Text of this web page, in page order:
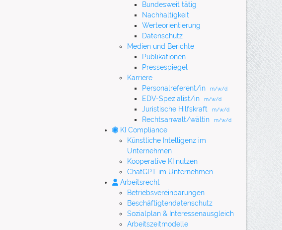
Bundesweit tätig
Nachhaltigkeit
Werteorientierung
Datenschutz
Medien und Berichte
Publikationen
Pressespiegel
Karriere
Personalreferent/in
m/w/d
EDV-Spezialist/in m/w/d
Juristische Hilfskraft m/w/d
Rechtsanwalt/wältin m/w/d
KI Compliance
Künstliche Intelligenz im
Unternehmen
Kooperative KI nutzen
ChatGPT im Unternehmen
Arbeitsrecht
Betriebsvereinbarungen
Beschäftigtendatenschutz
Sozialplan & Interessenausgleich
Arbeitszeitmodelle